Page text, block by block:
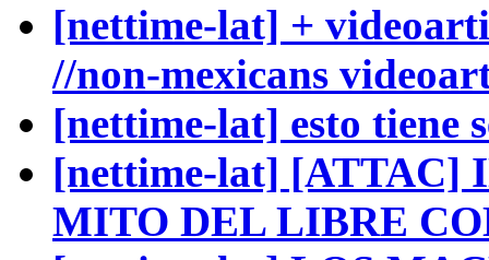
[nettime-lat] +
//non-mexicans
[nettime-lat] esto tiene
[nettime-lat] [ATTAC]
MITO DEL LIBRE